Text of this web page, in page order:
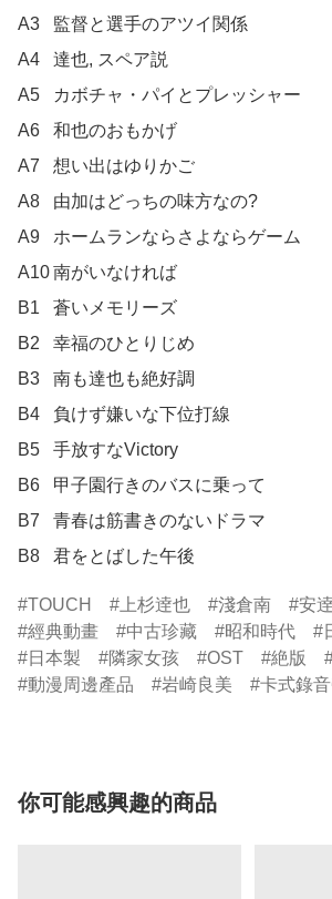
A3	監督と選手のアツイ関係
A4	達也, スペア説
A5	カボチャ・パイとプレッシャー
A6	和也のおもかげ
A7	想い出はゆりかご
A8	由加はどっちの味方なの?
A9	ホームランならさよならゲーム
A10	南がいなければ
B1	蒼いメモリーズ
B2	幸福のひとりじめ
B3	南も達也も絶好調
B4	負けず嫌いな下位打線
B5	手放すなVictory
B6	甲子園行きのバスに乗って
B7	青春は筋書きのないドラマ
B8	君をとばした午後
TOUCH 上杉逹也 淺倉南 安
經典動畫
中古珍藏 昭和時代
日本製
隣家女孩 OST 絶版
動漫周邊產品
岩崎良美 卡式錄
你可能感興趣的商品